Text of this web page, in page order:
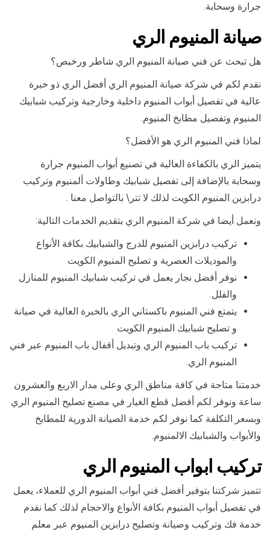
جرارة وسحابة.
صيانة المنيوم الري
هل تبحث عن فني صيانة المنيوم الري شاطر ورخيص؟
نقدم لكم في شركة صيانة المنيوم الري أفضل الري ذو خبرة
عالية في تفصيل أبواب المنيوم داخلية وخارجية وتركيب شبابيك
المنيوم وتفصيل مطابخ المنيوم.
لماذا فني المنيوم الري هو الأفضل؟
يتميز الري بالكفاءة العالية في تصنيع أبواب المنيوم جرارة
وسحابة بالإضافة إلى تفصيل شبابيك وطاولات ألمنيوم وتركيب
درابزين المنيوم الكويت لذلك لا تتر\ بالتواصل معنا .
ونعمل أيضا في شركة المنيوم الري بتقديم الخدمات التالية:
تركيب درابزين المنيوم للدرج والشبابيك بكافة الأنواع
والموديلات العصرية و تصليح المنيوم الكويت
نوفر أفضل نجار يعمل في تركيب شبابيك المنيوم للمنازل
والفلل.
يتمتع فني المنيوم باكستاني الري بالخبرة العالية في صيانة
و تصليح شبابيك المنيوم الكويت
تركيب باب المنيوم الري وتبديل أقفال باب المنيوم عبر فني
المنيوم الري.
خدمتنا متاحة في كافة مناطق الري وعلى مدار الاربع والعشرون
ساعة ونوفر لكم أفضل قطع الغيار في مصنع تصليح المنيوم الري
وبسعر التكلفة كما نوفر لكم خدمة الصيانة الدورية للمطابخ
والأبواب والشبابيك الالمنيوم.
تركيب ابواب المنيوم الري
تتميز شركتنا بتوفير أفضل فني أبواب المنيوم الري للعملاء، يعمل
في تفصيل أبواب المنيوم بكافة الأنواع والاحجام لذلك كما نقدم
خدمة فك وتركيب وصيانة وتصليح درابزين المنيوم عبر معلم